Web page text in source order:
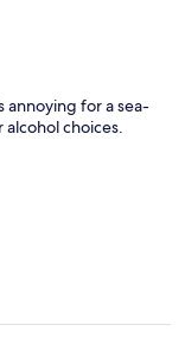
annoying for a sea-
choices.